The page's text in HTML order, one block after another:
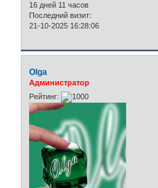
16 дней 11 часов
Последний визит:
21-10-2025 16:28:06
Olga
Администратор
Рейтинг: